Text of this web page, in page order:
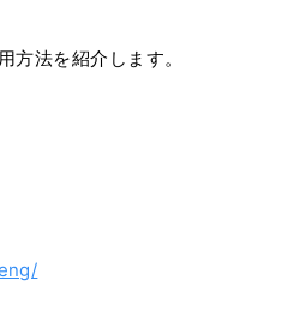
法を紹介します。